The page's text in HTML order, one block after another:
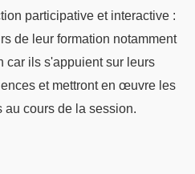
participative et interactive :
de leur formation notamment
car ils s'appuient sur leurs
et mettront en œuvre les
au cours de la session.